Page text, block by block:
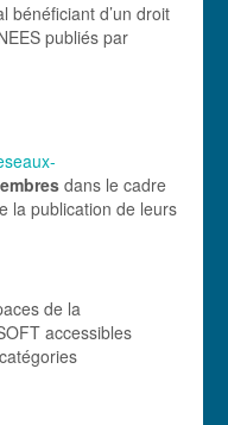
bénéficiant d’un droit
publiés par
dans le cadre
la publication de leurs
de la
accessibles